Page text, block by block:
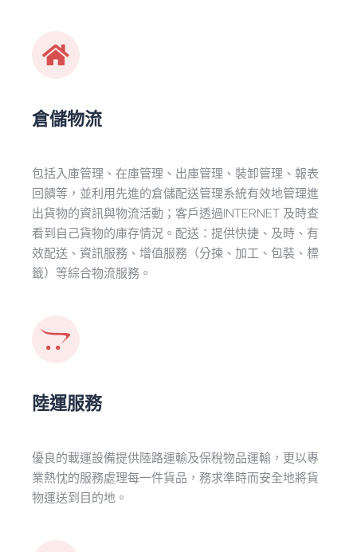
倉儲物流
包括入庫管理、在庫管理、出庫管理、裝卸管理、報表
回饋等，並利用先進的倉儲配送管理系統有效地管理進
出貨物的資訊與物流活動；客戶透過INTERNET 及時查
看到自己貨物的庫存情況。配送：提供快捷、及時、有
效配送、資訊服務、增值服務（分揀、加工、包裝、標
籤）等綜合物流服務。
陸運服務
優良的載運設備提供陸路運輸及保稅物品運輸，更以專
業熱忱的服務處理每一件貨品，務求準時而安全地將貨
物運送到目的地。